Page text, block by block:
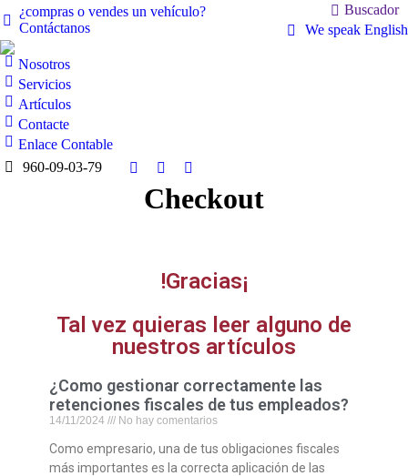
¿compras o vendes un vehículo?
Contáctanos
Buscador
We speak English
Nosotros
Servicios
Artículos
Contacte
Enlace Contable
960-09-03-79
Checkout
!Gracias¡
Tal vez quieras leer alguno de
nuestros artículos
¿Como gestionar correctamente las
retenciones fiscales de tus empleados?
14/11/2024 No hay comentarios
Como empresario, una de tus obligaciones fiscales
más importantes es la correcta aplicación de las